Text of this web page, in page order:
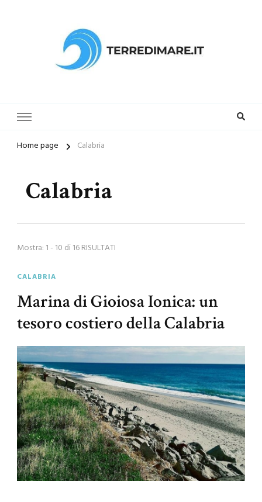
Home page Calabria
Calabria
Mostra: 1 - 10 di 16 RISULTATI
CALABRIA
Marina di Gioiosa Ionica: un
tesoro costiero della Calabria